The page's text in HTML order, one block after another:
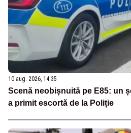
10 aug. 2026, 14:35
Scenă neobișnuită pe E85: un
a primit escortă de la Poliție